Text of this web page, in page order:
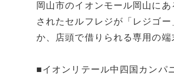
岡山市のイオンモール岡山に
されたセルフレジが「レジゴ
か、店頭で借りられる専用の
■イオンリテール中四国カン